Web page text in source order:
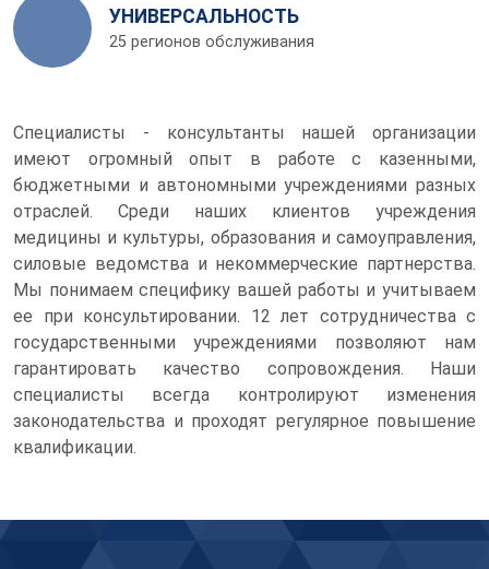
УНИВЕРСАЛЬНОСТЬ
25 регионов обслуживания
Специалисты - консультанты нашей организации
имеют огромный опыт в работе с казенными,
бюджетными и автономными учреждениями разных
отраслей. Среди наших клиентов учреждения
медицины и культуры, образования и самоуправления,
силовые ведомства и некоммерческие партнерства.
Мы понимаем специфику вашей работы и учитываем
ее при консультировании. 12 лет сотрудничества с
государственными учреждениями позволяют нам
гарантировать качество сопровождения. Наши
специалисты всегда контролируют изменения
законодательства и проходят регулярное повышение
квалификации.